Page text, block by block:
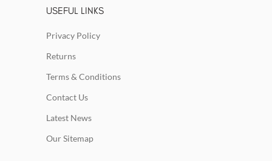
USEFUL LINKS
Privacy Policy
Returns
Terms & Conditions
Contact Us
Latest News
Our Sitemap